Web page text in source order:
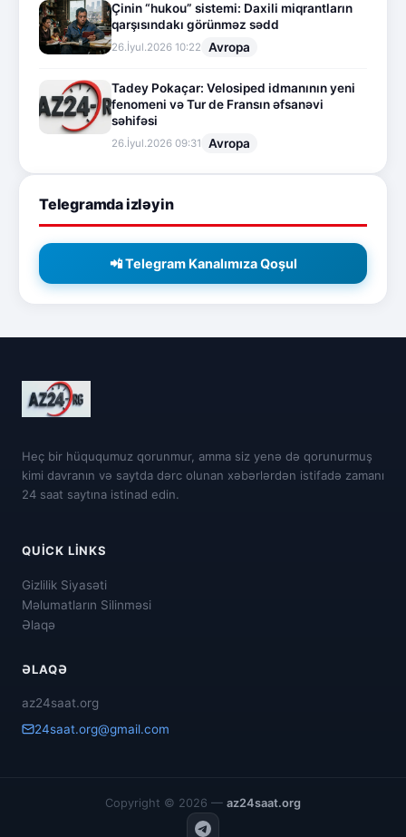
Çinin “hukou” sistemi: Daxili miqrantların
qarşısındakı görünməz sədd
26.İyul.2026 10:22 Avropa
Tadey Pokaçar: Velosiped idmanının yeni
fenomeni və Tur de Fransın əfsanəvi
səhifəsi
26.İyul.2026 09:31 Avropa
Telegramda izləyin
📲 Telegram Kanalımıza Qoşul
Heç bir hüququmuz qorunmur, amma siz yenə də qorunurmuş
kimi davranın və saytda dərc olunan xəbərlərdən istifadə zamanı
24 saat saytına istinad edin.
QUICK LINKS
Gizlilik Siyasəti
Məlumatların Silinməsi
Əlaqə
ƏLAQƏ
az24saat.org
24saat.org@gmail.com
Copyright © 2026 — az24saat.org